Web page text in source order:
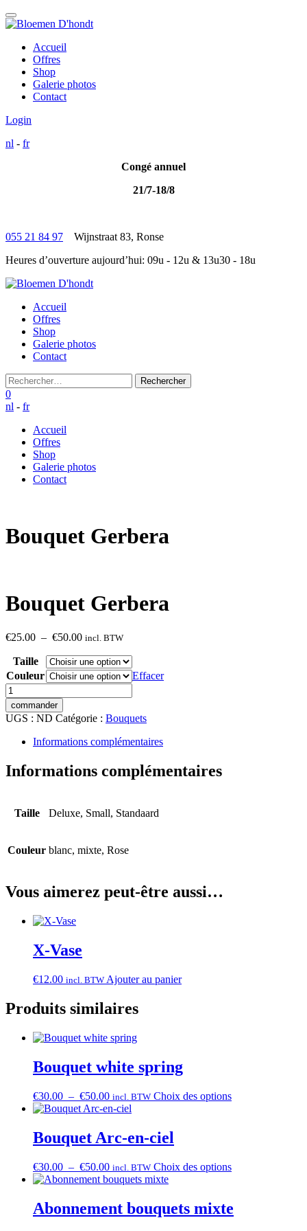
Accueil
Offres
Shop
Galerie photos
Contact
Login
nl - fr
Congé annuel
21/7-18/8
055 21 84 97
Wijnstraat 83, Ronse
Heures d’ouverture aujourd’hui: 09u - 12u & 13u30 - 18u
Accueil
Offres
Shop
Galerie photos
Contact
Rechercher :
0
nl - fr
Accueil
Offres
Shop
Galerie photos
Contact
Bouquet Gerbera
Bouquet Gerbera
€25.00 – €50.00Plage
prix :
€25.00
à
€50.00
incl. BTW
Taille
Couleur
Effacer
quantité
de
Bouquet
Gerbera
commander
UGS : ND Catégorie : Bouquets
Informations complémentaires
Informations complémentaires
Taille Deluxe, Small, Standaard
Couleur blanc, mixte, Rose
Vous aimerez peut-être aussi…
X-Vase
€12.00 incl. BTW Ajouter au panier
Produits similaires
Bouquet white spring
€30.00 – €50.00Plage
de
à
incl. BTW Choix des optionsCe
options
choisies
sur
Bouquet Arc-en-ciel
€30.00 – €50.00Plage
de
€30.00
à
incl. BTW Choix des optionsCe
variations.
Abonnement bouquets mixte